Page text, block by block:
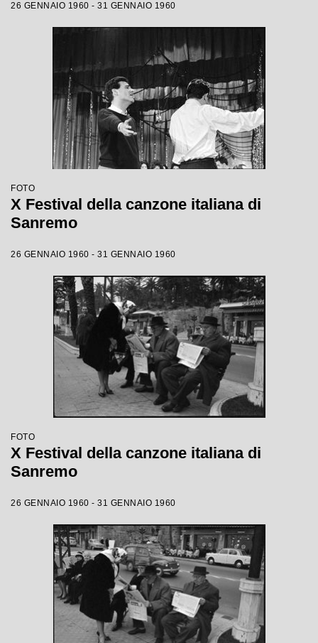
26 GENNAIO 1960 - 31 GENNAIO 1960
FOTO
X Festival della canzone italiana di
Sanremo
26 GENNAIO 1960 - 31 GENNAIO 1960
FOTO
X Festival della canzone italiana di
Sanremo
26 GENNAIO 1960 - 31 GENNAIO 1960